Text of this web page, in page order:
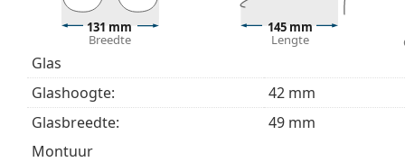
Wij leveren de brillen in een originele hoes. De
Het meegeleverde doekje is ideaal voor het
modellen worden geleverd met een stoffen zakje
Bekijk het volledige assortimentbrillenvoor meer
bij het kiezen.
Het is een medisch hulpmiddel. Lees de instructies
131 mm
Breedte
145 mm
Lengte
Glas
Glashoogte:
42 mm
Glasbreedte:
49 mm
montuur